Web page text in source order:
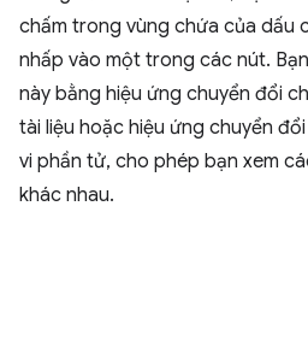
chấm trong vùng chứa của dấu
nhấp vào một trong các nút.
này bằng hiệu ứng chuyển đổi
tài liệu hoặc hiệu ứng chuyển
vi phần tử, cho phép bạn xem
khác nhau.